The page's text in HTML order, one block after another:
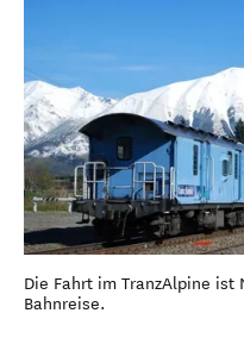
Die Fahrt im TranzAlpine ist
Bahnreise.